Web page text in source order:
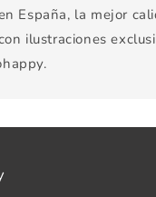
España, la mejor
ilustraciones